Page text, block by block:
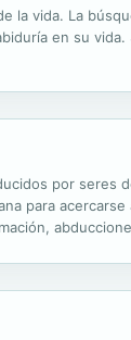
la vida. La
en su
por seres
para